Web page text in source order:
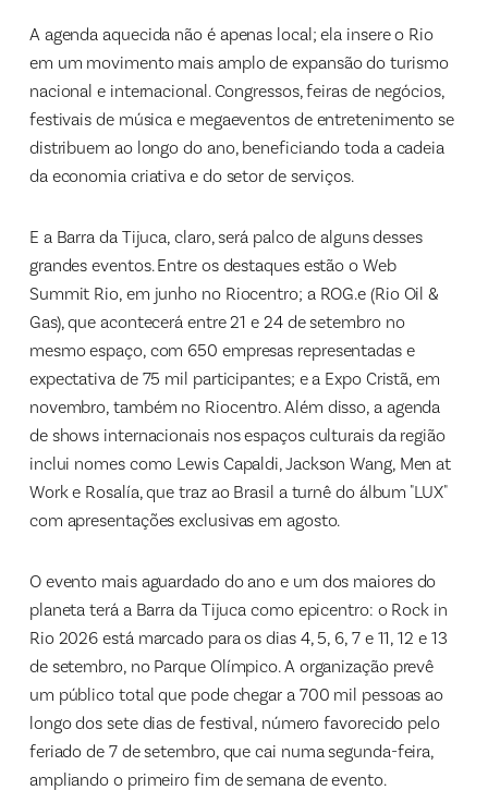
A agenda aquecida não é apenas local; ela insere o Rio
em um movimento mais amplo de expansão do turismo
nacional e internacional. Congressos, feiras de negócios,
festivais de música e megaeventos de entretenimento se
distribuem ao longo do ano, beneficiando toda a cadeia
da economia criativa e do setor de serviços.
E a Barra da Tijuca, claro, será palco de alguns desses
grandes eventos. Entre os destaques estão o Web
Summit Rio, em junho no Riocentro; a ROG.e (Rio Oil &
Gas), que acontecerá entre 21 e 24 de setembro no
mesmo espaço, com 650 empresas representadas e
expectativa de 75 mil participantes; e a Expo Cristã, em
novembro, também no Riocentro. Além disso, a agenda
de shows internacionais nos espaços culturais da região
inclui nomes como Lewis Capaldi, Jackson Wang, Men at
Work e Rosalía, que traz ao Brasil a turnê do álbum "LUX"
com apresentações exclusivas em agosto.
O evento mais aguardado do ano e um dos maiores do
planeta terá a Barra da Tijuca como epicentro: o Rock in
Rio 2026 está marcado para os dias 4, 5, 6, 7 e 11, 12 e 13
de setembro, no Parque Olímpico. A organização prevê
um público total que pode chegar a 700 mil pessoas ao
longo dos sete dias de festival, número favorecido pelo
feriado de 7 de setembro, que cai numa segunda-feira,
ampliando o primeiro fim de semana de evento.